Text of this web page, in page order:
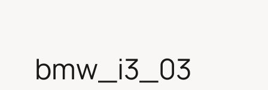
bmw_i3_03